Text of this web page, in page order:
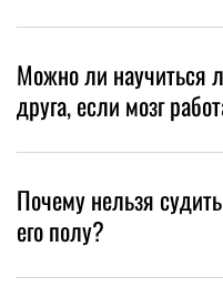
Можно ли научиться
друга, если мозг
Почему нельзя
его полу?